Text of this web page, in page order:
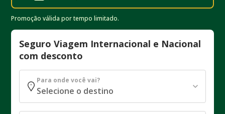
Promoção válida por tempo limitado.
Seguro Viagem Internacional e Nacional
com desconto
Para onde você vai?